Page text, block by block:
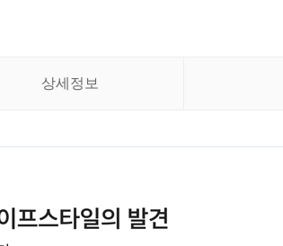
상세정보